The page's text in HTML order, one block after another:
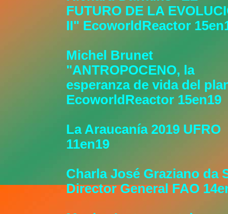
FUTURO DE LA
II" EcoworldReactor
Michel Brunet
"ANTROPOCENO, la
esperanza de vida del
EcoworldReactor 15en19
La Araucanía 2019 UFRO
11en19
Charla José Graziano da
Director General FAO